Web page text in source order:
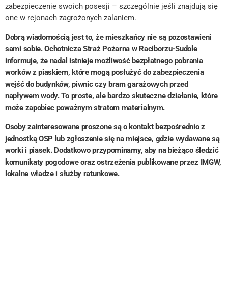
zabezpieczenie swoich posesji – szczególnie jeśli znajdują się
one w rejonach zagrożonych zalaniem.
Dobrą wiadomością jest to, że mieszkańcy nie są pozostawieni
sami sobie. Ochotnicza Straż Pożarna w Raciborzu-Sudole
informuje, że nadal istnieje możliwość bezpłatnego pobrania
worków z piaskiem, które mogą posłużyć do zabezpieczenia
wejść do budynków, piwnic czy bram garażowych przed
napływem wody. To proste, ale bardzo skuteczne działanie, które
może zapobiec poważnym stratom materialnym.
Osoby zainteresowane proszone są o kontakt bezpośrednio z
jednostką OSP lub zgłoszenie się na miejsce, gdzie wydawane są
worki i piasek. Dodatkowo przypominamy, aby na bieżąco śledzić
komunikaty pogodowe oraz ostrzeżenia publikowane przez IMGW,
lokalne władze i służby ratunkowe.